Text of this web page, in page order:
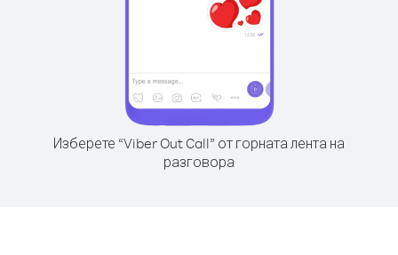
Изберете “Viber Out Call” от горната лента на
разговора